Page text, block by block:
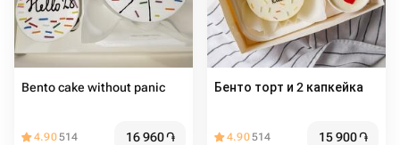
Bento cake without panic
4.90514 16 960֏
Бенто торт и 2 капкейка
4.90514 15 900֏